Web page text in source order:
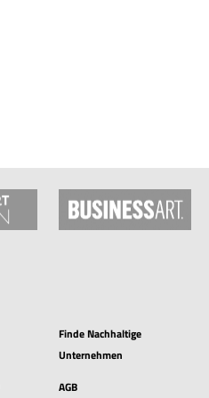
Finde Nachhaltige
Unternehmen
AGB